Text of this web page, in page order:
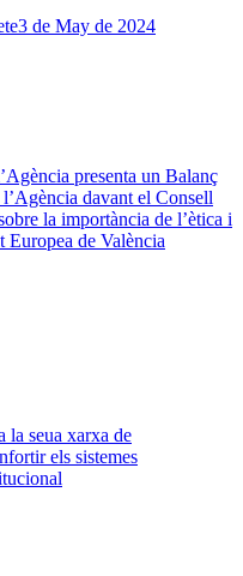
3 de May de 2024
presenta un Balanç
davant el Consell
la importància de l’ètica i
Europea de València
la seua xarxa de
els sistemes